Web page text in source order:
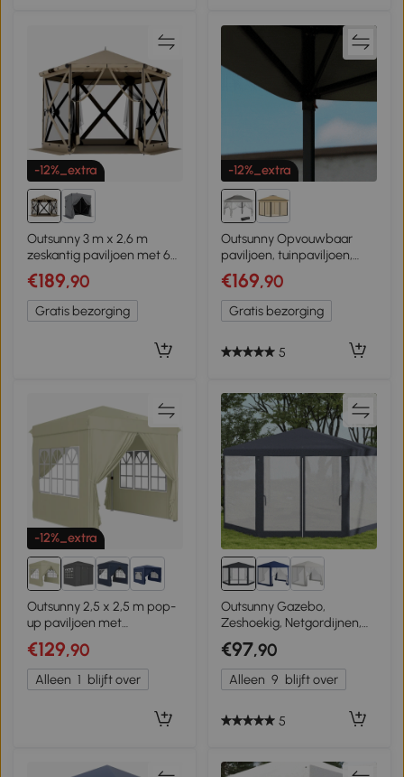
-12%_extra
Outsunny 3 m x 2,6 m
zeskantig paviljoen met 6
zijden en draagtas,
waterdicht, UV-bestendig,
partytent
€189,90
Gratis bezorging
-12%_extra
Outsunny Opvouwbaar
paviljoen, tuinpaviljoen,
metaal en doek,
netgordijnen,
afwateringsgaten, 330L x
330B x 288H cm, grijs
€169,90
Gratis bezorging
5
-12%_extra
1+
Outsunny 2,5 x 2,5 m pop-
up paviljoen met
zijwanden en draagtas,
UPF50+ in hoogte
verstelbaar tuintent,
Cremewit
€129,90
Alleen 1 blijft over
Outsunny Gazebo,
Zeshoekig, Netgordijnen,
Metalen Frame, 4x4x2,5m,
Donkergrijs
€97,90
Alleen 9 blijft over
5